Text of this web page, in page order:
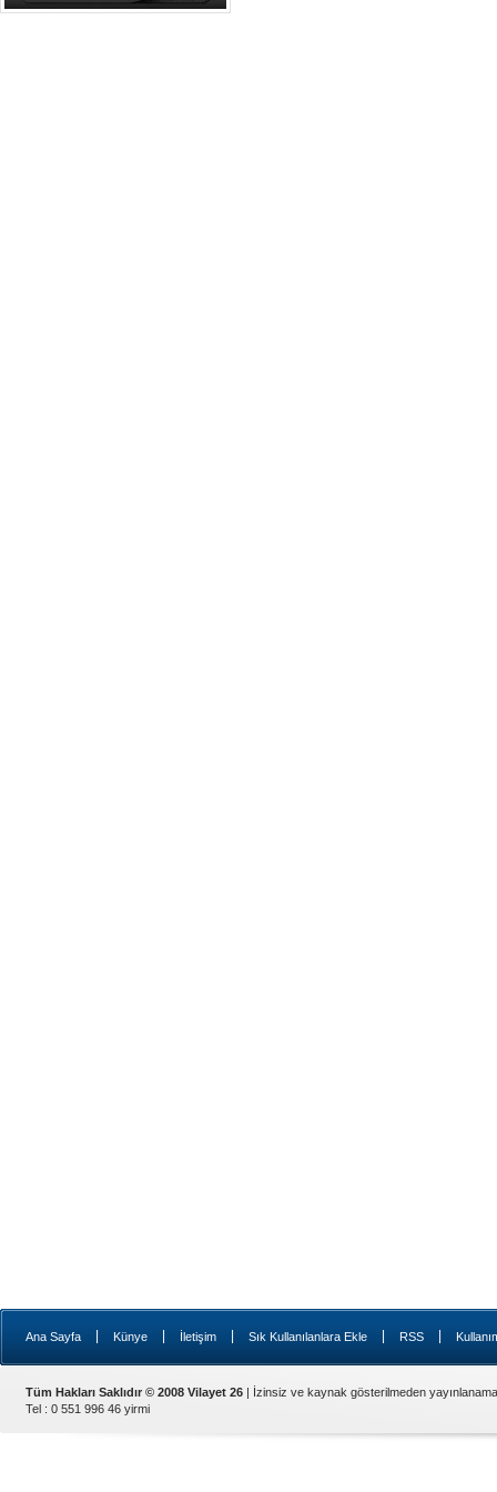
Ana Sayfa Künye İletişim Sık Kullanılanlara Ekle RSS
Tüm Hakları Saklıdır © 2008 Vilayet 26 | İzinsiz ve kaynak gösterilmeden
Tel : 0 551 996 46 yirmi